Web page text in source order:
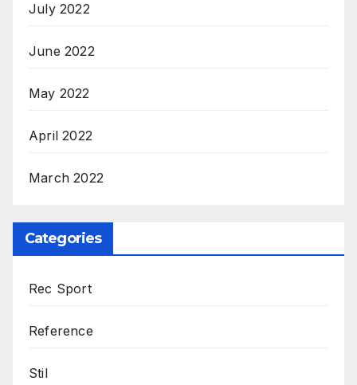
July 2022
June 2022
May 2022
April 2022
March 2022
Categories
Rec Sport
Reference
Stil